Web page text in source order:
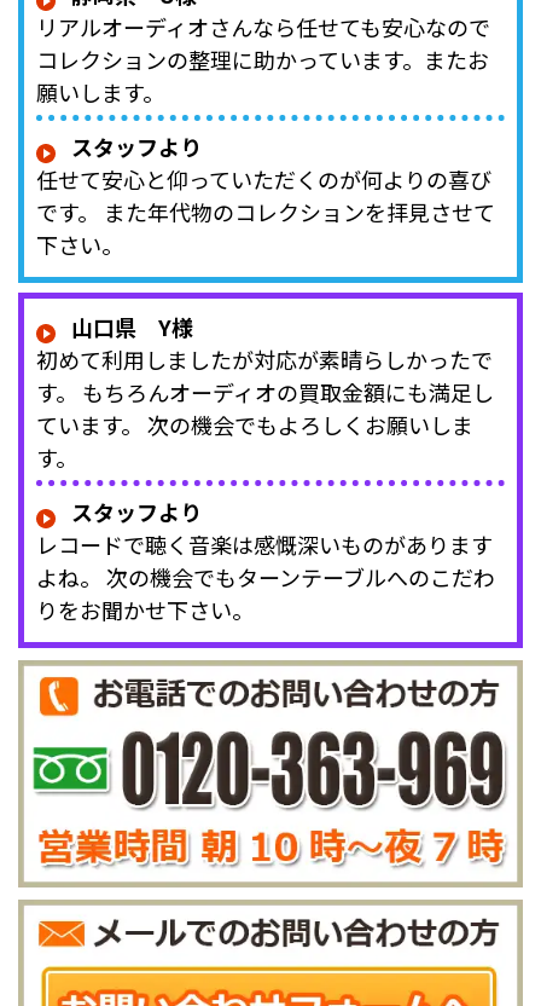
リアルオーディオさんなら任せても安心なので
コレクションの整理に助かっています。またお
願いします。
スタッフより
任せて安心と仰っていただくのが何よりの喜び
です。 また年代物のコレクションを拝見させて
下さい。
山口県 Y様
初めて利用しましたが対応が素晴らしかったで
す。 もちろんオーディオの買取金額にも満足し
ています。 次の機会でもよろしくお願いしま
す。
スタッフより
レコードで聴く音楽は感慨深いものがあります
よね。 次の機会でもターンテーブルへのこだわ
りをお聞かせ下さい。